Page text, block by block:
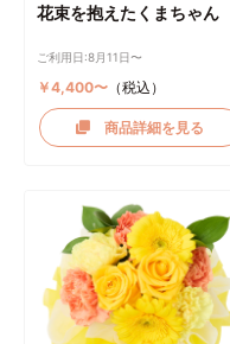
花束を抱えたくまちゃん
ご利用日:8月11日〜
￥4,400〜（税込）
商品詳細を見る